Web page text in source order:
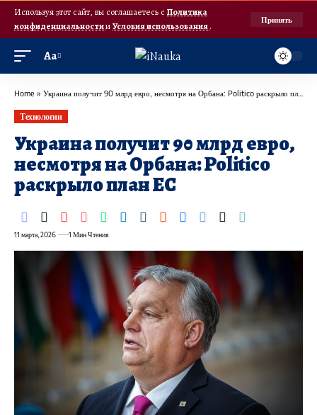
Используя этот сайт, вы соглашаетесь с Политика
конфиденциальностииУсловия использования.
Принять
Аа
Home » Украина получит 90 млрд евро, несмотря на Орбана: Politico раскрыло план ЕС
Технологии
Украина получит 90 млрд евро,
несмотря на Орбана: Politico
раскрыло план ЕС
11 марта, 2026 1 Мин Чтения